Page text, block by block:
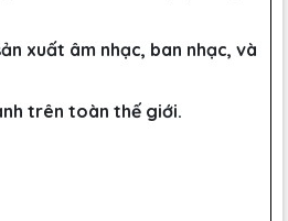
xuất âm nhạc, ban nhạc, và
trên toàn thế giới.